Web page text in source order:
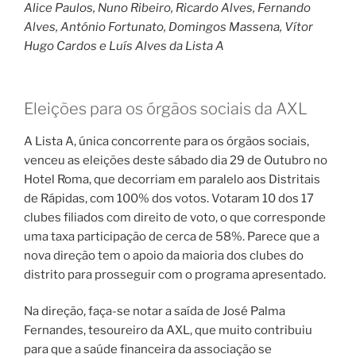
Alice Paulos, Nuno Ribeiro, Ricardo Alves, Fernando
Alves, António Fortunato, Domingos Massena, Vítor
Hugo Cardos e Luís Alves da Lista A
Eleições para os órgãos sociais da AXL
A Lista A, única concorrente para os órgãos sociais,
venceu as eleições deste sábado dia 29 de Outubro no
Hotel Roma, que decorriam em paralelo aos Distritais
de Rápidas, com 100% dos votos. Votaram 10 dos 17
clubes filiados com direito de voto, o que corresponde
uma taxa participação de cerca de 58%. Parece que a
nova direção tem o apoio da maioria dos clubes do
distrito para prosseguir com o programa apresentado.
Na direção, faça-se notar a saída de José Palma
Fernandes, tesoureiro da AXL, que muito contribuiu
para que a saúde financeira da associação se